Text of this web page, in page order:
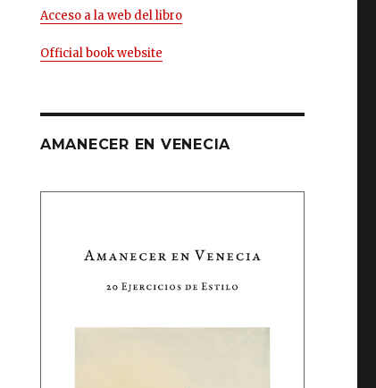
Acceso a la web del libro
Official book website
AMANECER EN VENECIA